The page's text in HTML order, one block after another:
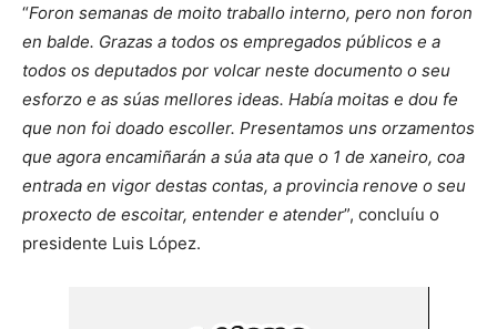
“Foron semanas de moito traballo interno, pero non foron
en balde. Grazas a todos os empregados públicos e a
todos os deputados por volcar neste documento o seu
esforzo e as súas mellores ideas. Había moitas e dou fe
que non foi doado escoller. Presentamos uns orzamentos
que agora encamiñarán a súa ata que o 1 de xaneiro, coa
entrada en vigor destas contas, a provincia renove o seu
proxecto de escoitar, entender e atender”, concluíu o
presidente Luis López.